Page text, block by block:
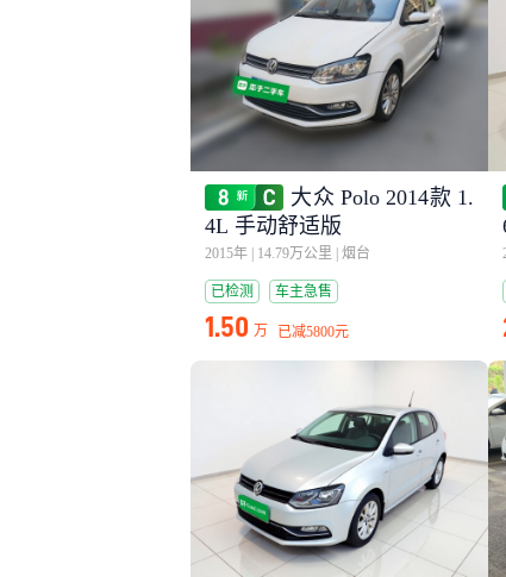
大众 Polo 2014款 1.
4L 手动舒适版
2015年 14.79万公里 烟台
已检测 车主急售
1.50 万 已减5800元